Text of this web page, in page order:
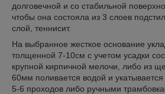
долговечной и со стабильной
чтобы она состояла из 3 слоев
слой, теннисит.
На выбранное жесткое основание
толщенной 7-10см с учетом усадки
крупной кирпичной мелочи, либо из
60мм поливается водой и
5-6 проходов либо ручными